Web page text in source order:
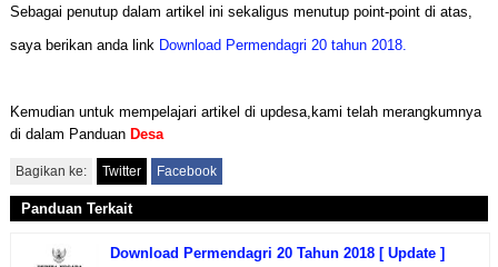
Sebagai penutup dalam artikel ini sekaligus menutup point-point di atas,
saya berikan anda link Download Permendagri 20 tahun 2018.
Kemudian untuk mempelajari artikel di updesa,kami telah merangkumnya
di dalam Panduan Desa
Bagikan ke: Twitter Facebook
Panduan Terkait
Download Permendagri 20 Tahun 2018 [ Update ]